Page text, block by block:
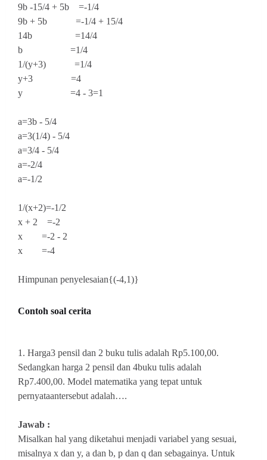
9b -15/4 + 5b =-1/4
9b + 5b =-1/4 + 15/4
14b =14/4
b =1/4
1/(y+3) =1/4
y+3 =4
y =4 - 3=1
a=3b - 5/4
a=3(1/4) - 5/4
a=3/4 - 5/4
a=-2/4
a=-1/2
1/(x+2)=-1/2
x + 2 =-2
x =-2 - 2
x =-4
Himpunan penyelesaian{(-4,1)}
Contoh soal cerita
1. Harga3 pensil dan 2 buku tulis adalah Rp5.100,00.
Sedangkan harga 2 pensil dan 4buku tulis adalah
Rp7.400,00. Model matematika yang tepat untuk
pernyataantersebut adalah….
Jawab :
Misalkan hal yang diketahui menjadi variabel yang sesuai,
misalnya x dan y, a dan b, p dan q dan sebagainya. Untuk